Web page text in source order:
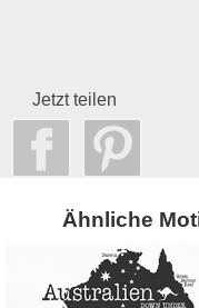
Jetzt teilen
Ähnliche